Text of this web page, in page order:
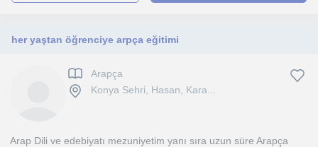
her yaştan öğrenciye arpça eğitimi
Arapça
Konya Sehri, Hasan, Kara...
Arap Dili ve edebiyatı mezuniyetim yanı sıra uzun süre Arapça